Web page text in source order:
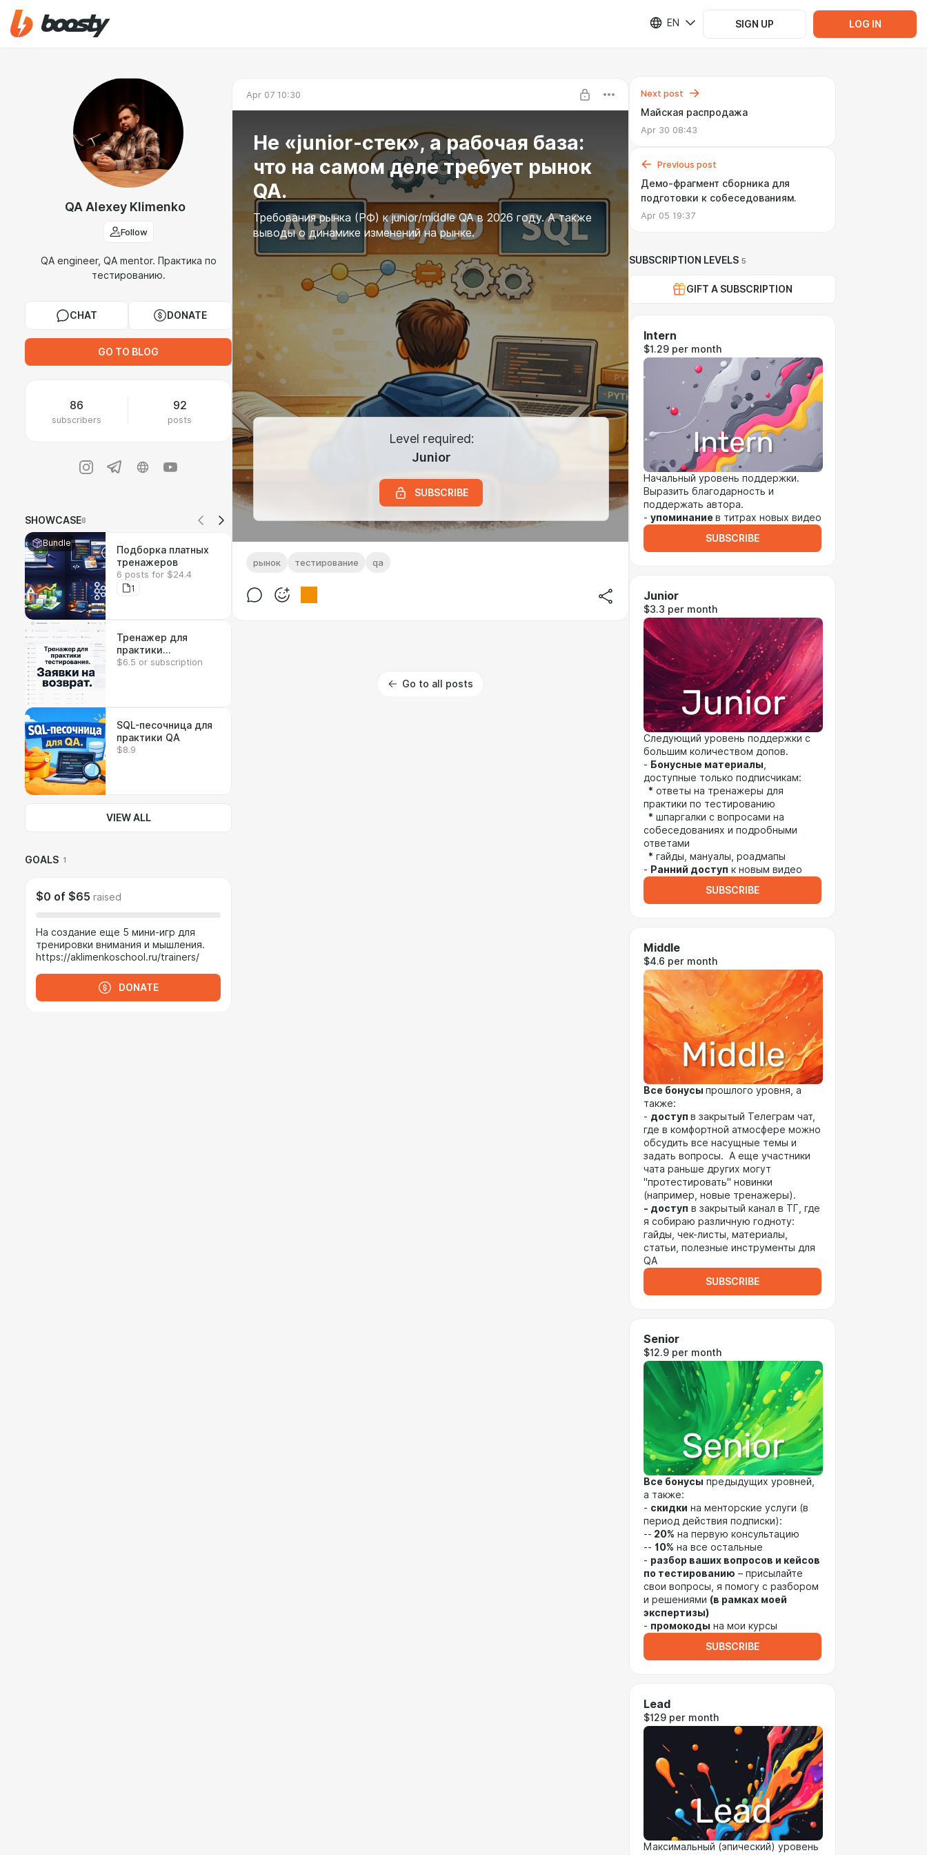
EN SIGN UP LOG IN
QA Alexey Klimenko
Follow
QA engineer, QA mentor. Практика по
тестированию.
CHAT DONATE
GO TO BLOG
86
subscribers
92
posts
SHOWCASE8
Bundle
Подборка платных
тренажеров
6 posts for $24.4
1
Тренажер для
практики
тестирования
$6.5 or subscription
SQL-песочница для
практики QA
$8.9
VIEW ALL
GOALS 1
$0 of $65 raised
На создание еще 5 мини-игр для
тренировки внимания и мышления.
https://aklimenkoschool.ru/trainers/
DONATE
Apr 07 10:30
Не «junior-стек», а рабочая база:
что на самом деле требует рынок
QA.
Требования рынка (РФ) к junior/middle QA в 2026 году. А также
выводы о динамике изменений на рынке.
Level required:
Junior
SUBSCRIBE
рынок тестирование qa
Go to all posts
Next post
Майская распродажа
Apr 30 08:43
Previous post
Демо-фрагмент сборника для
подготовки к собеседованиям.
Apr 05 19:37
SUBSCRIPTION LEVELS 5
GIFT A SUBSCRIPTION
Intern
$1.29 per month
Начальный уровень поддержки.
Выразить благодарность и
поддержать автора.
- упоминаниев титрах новых видео
SUBSCRIBE
Junior
$3.3 per month
Следующий уровень поддержки с
большим количеством допов.
- Бонусные материалы
доступные только подписчикам:
* ответы на тренажеры для
практики по тестированию
* шпаргалки с вопросами на
собеседованиях и подробными
ответами
* гайды, мануалы, роадмапы
- Ранний доступ к новым видео
SUBSCRIBE
Middle
$4.6 per month
Все бонусы прошлого уровня, а
также:
- доступ в закрытый Телеграм чат,
где в комфортной атмосфере можно
обсудить все насущные темы и
задать вопросы. А еще участники
чата раньше других могут
"протестировать" новинки
(например, новые тренажеры).
- доступ в закрытый канал в ТГ, где
я собираю различную годноту:
гайды, чек-листы, материалы,
статьи, полезные инструменты для
QA
SUBSCRIBE
Senior
$12.9 per month
Все бонусы предыдущих уровней,
а также:
- скидки на менторские услуги (в
период действия подписки):
-- 20% на первую консультацию
-- 10% на все остальные
- разбор ваших вопросов и кейсов
по тестированию – присылайте
свои вопросы, я помогу с разбором
и решениями (в рамках моей
экспертизы)
- промокоды на мои курсы
SUBSCRIBE
Lead
$129 per month
Максимальный (эпический) уровень